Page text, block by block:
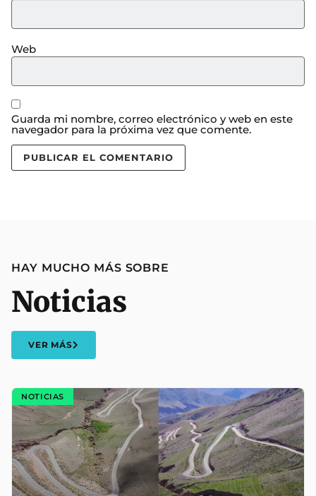
Web
Guarda mi nombre, correo electrónico y web en este
navegador para la próxima vez que comente.
HAY MUCHO MÁS SOBRE
Noticias
VER MÁS
NOTICIAS